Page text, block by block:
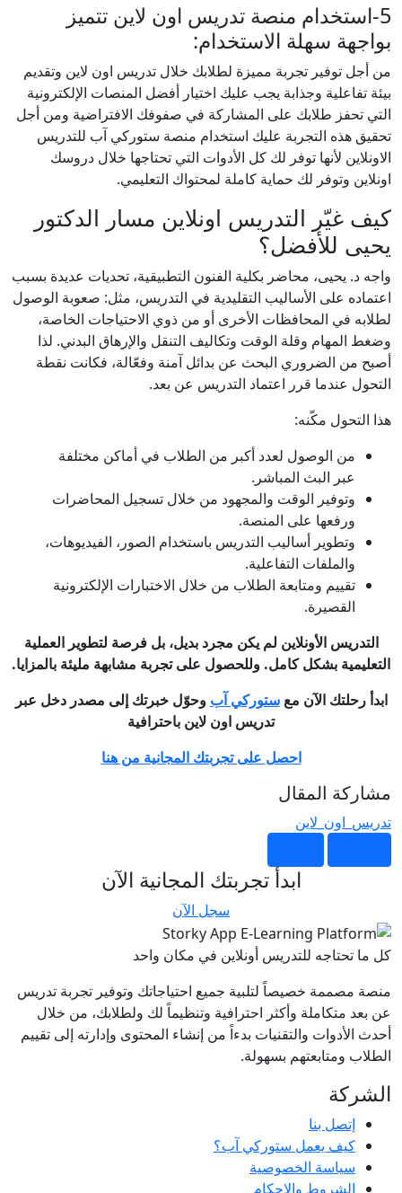
5-استخدام منصة تدريس اون لاين تتميز
بواجهة سهلة الاستخدام:
من أجل توفير تجربة مميزة لطلابك خلال تدريس اون لاين وتقديم
بيئة تفاعلية وجذابة يجب عليك اختيار أفضل المنصات الإلكترونية
التي تحفز طلابك على المشاركة في صفوفك الافتراضية ومن أجل
تحقيق هذه التجربة عليك استخدام منصة ستوركي آب للتدريس
الاونلاين لأنها توفر لك كل الأدوات التي تحتاجها خلال دروسك
اونلاين وتوفر لك حماية كاملة لمحتواك التعليمي.
كيف غيّر التدريس اونلاين مسار الدكتور
يحيى للأفضل؟
واجه د. يحيى، محاضر بكلية الفنون التطبيقية، تحديات عديدة بسبب
اعتماده على الأساليب التقليدية في التدريس، مثل: صعوبة الوصول
لطلابه في المحافظات الأخرى أو من ذوي الاحتياجات الخاصة،
وضغط المهام وقلة الوقت وتكاليف التنقل والإرهاق البدني. لذا
أصبح من الضروري البحث عن بدائل آمنة وفعّالة، فكانت نقطة
التحول عندما قرر اعتماد التدريس عن بعد.
هذا التحول مكّنه:
من الوصول لعدد أكبر من الطلاب في أماكن مختلفة
عبر البث المباشر.
وتوفير الوقت والمجهود من خلال تسجيل المحاضرات
ورفعها على المنصة.
وتطوير أساليب التدريس باستخدام الصور، الفيديوهات،
والملفات التفاعلية.
تقييم ومتابعة الطلاب من خلال الاختبارات الإلكترونية
القصيرة.
التدريس الأونلاين لم يكن مجرد بديل، بل فرصة لتطوير العملية
التعليمية بشكل كامل. وللحصول على تجربة مشابهة مليئة بالمزايا.
ابدأ رحلتك الآن معستوركي آب وحوّل خبرتك إلى مصدر دخل عبر
تدريس اون لاين باحترافية
احصل على تجربتك المجانية من هنا
مشاركة المقال
تدريس_اون_لاين
ابدأ تجربتك المجانية الآن
سجل الآن
كل ما تحتاجه للتدريس أونلاين في مكان واحد
منصة مصممة خصيصاً لتلبية جميع احتياجاتك وتوفير تجربة تدريس
عن بعد متكاملة وأكثر احترافية وتنظيماً لك ولطلابك، من خلال
أحدث الأدوات والتقنيات بدءاً من إنشاء المحتوى وإدارته إلى تقييم
الطلاب ومتابعتهم بسهولة.
الشركة
إتصل بنا
كيف يعمل ستوركي آب؟
سياسة الخصوصية
الشروط والاحكام